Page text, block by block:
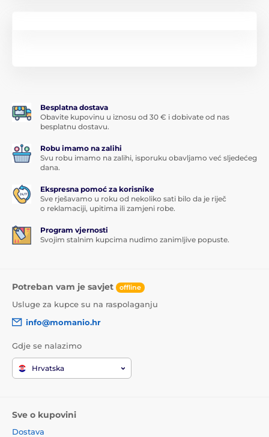
Besplatna dostava
Obavite kupovinu u iznosu od 30 € i dobivate od nas
besplatnu dostavu.
Robu imamo na zalihi
Svu robu imamo na zalihi, isporuku obavljamo već sljedećeg
dana.
Ekspresna pomoć za korisnike
Sve rješavamo u roku od nekoliko sati bilo da je riječ
o reklamaciji, upitima ili zamjeni robe.
Program vjernosti
Svojim stalnim kupcima nudimo zanimljive popuste.
Potreban vam je savjet offline
Usluge za kupce su na raspolaganju
info@momanio.hr
Gdje se nalazimo
Hrvatska
Sve o kupovini
Dostava